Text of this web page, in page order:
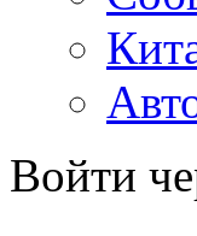
Войти